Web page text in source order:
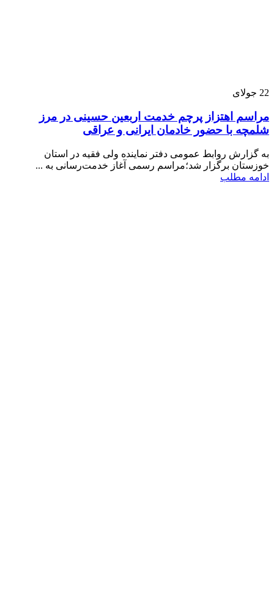
22 جولای
مراسم اهتزاز پرچم خدمت اربعین حسینی در مرز
شلمچه با حضور خادمان ایرانی و عراقی
به گزارش روابط عمومی دفتر نماینده ولی فقیه در استان
خوزستان برگزار شد؛مراسم رسمی آغاز خدمت‌رسانی به ...
ادامه مطلب